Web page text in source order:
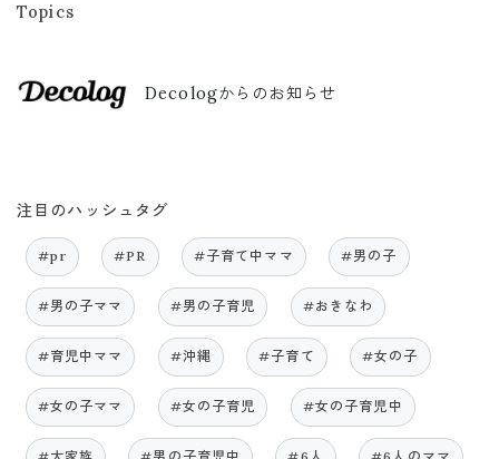
Topics
Decologからのお知らせ
注目のハッシュタグ
#pr #PR #子育て中ママ #男の子
#男の子ママ #男の子育児 #おきなわ
#育児中ママ #沖縄 #子育て #女の子
#女の子ママ #女の子育児 #女の子育児中